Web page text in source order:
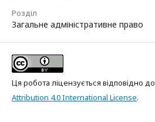
Розділ
Загальне адміністративне право
Ця робота ліцензується відповідно до
Attribution 4.0 International License.